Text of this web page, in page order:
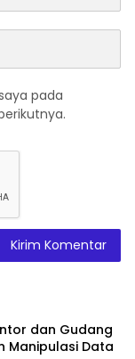
pada
dan Gudang
Manipulasi Data